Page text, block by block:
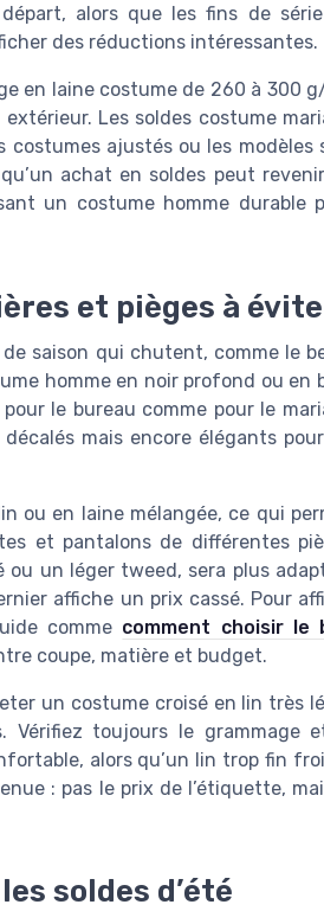
alors que les fins de
des réductions intéressantes.
en laine costume de 260 à 300
Les soldes costume
ajustés ou les modèles
achat en soldes peut
un costume homme durable
et pièges à
saison qui chutent, comme le
homme en noir profond ou en
le bureau comme pour le
mais encore élégants
ou en laine mélangée, ce qui
et pantalons de différentes
un léger tweed, sera plus
affiche un prix cassé. Pour
comme comment choisir le
coupe, matière et budget.
un costume croisé en lin très
Vérifiez toujours le grammage
alors qu’un lin trop fin
: pas le prix de l’étiquette,
soldes d’été